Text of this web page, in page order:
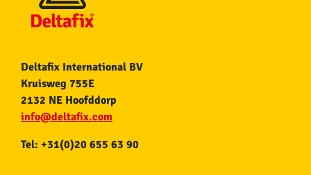
Deltafix International BV
Kruisweg 755E
2132 NE Hoofddorp
info@deltafix.com
Tel: +31(0)20 655 63 90